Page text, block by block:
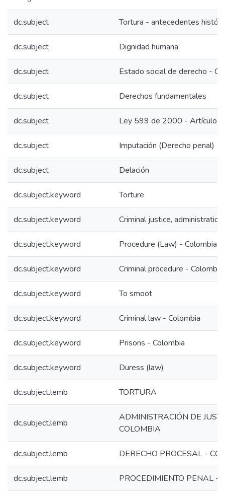
dc.subject Tortura - antecedentes
dc.subject Dignidad humana
dc.subject Estado social de derecho -
dc.subject Derechos fundamentales
dc.subject Ley 599 de 2000 - Artículo
dc.subject Imputación (Derecho penal)
dc.subject Delación
dc.subject.keyword Torture
dc.subject.keyword Criminal justice,
dc.subject.keyword Procedure (Law) - Colombia
dc.subject.keyword Criminal procedure - Colombia
dc.subject.keyword To smoot
dc.subject.keyword Criminal law - Colombia
dc.subject.keyword Prisons - Colombia
dc.subject.keyword Duress (law)
dc.subject.lemb TORTURA
dc.subject.lemb
ADMINISTRACIÓN DE
COLOMBIA
dc.subject.lemb DERECHO PROCESAL -
dc.subject.lemb PROCEDIMIENTO PENAL -